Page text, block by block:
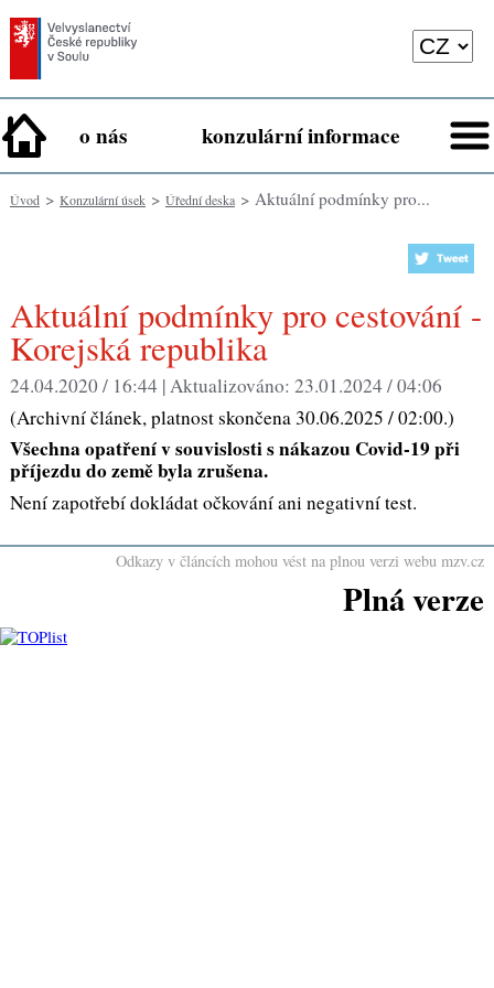
o nás konzulární informace
Úvod> Konzulární úsek> Úřední deska> Aktuální podmínky pro...
Aktuální podmínky pro cestování -
Korejská republika
24.04.2020 / 16:44 |Aktualizováno: 23.01.2024 / 04:06
(Archivní článek, platnost skončena 30.06.2025 / 02:00.)
Všechna opatření v souvislosti s nákazou Covid-19 při
příjezdu do země byla zrušena.
Není zapotřebí dokládat očkování ani negativní test.
Odkazy v článcích mohou vést na plnou verzi webu mzv.cz
Plná verze